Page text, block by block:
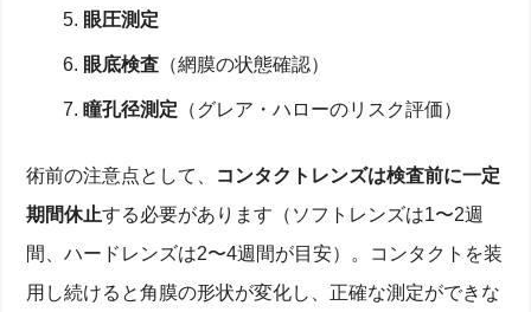
眼圧測定
眼底検査 （網膜の状態確認）
瞳孔径測定 （グレア・ハローのリスク評価）
術前の注意点として、 コンタクトレンズは検査前に一定
期間休止する必要があります（ソフトレンズは1〜2週
間、ハードレンズは2〜4週間が目安）。コンタクトを装
用し続けると角膜の形状が変化し、正確な測定ができな